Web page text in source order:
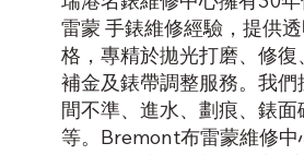
雷蒙 手錶維修經驗，提供
格，專精於拋光打磨、修復
補金及錶帶調整服務。我
間不準、進水、劃痕、錶
等。Bremont布雷蒙維修中